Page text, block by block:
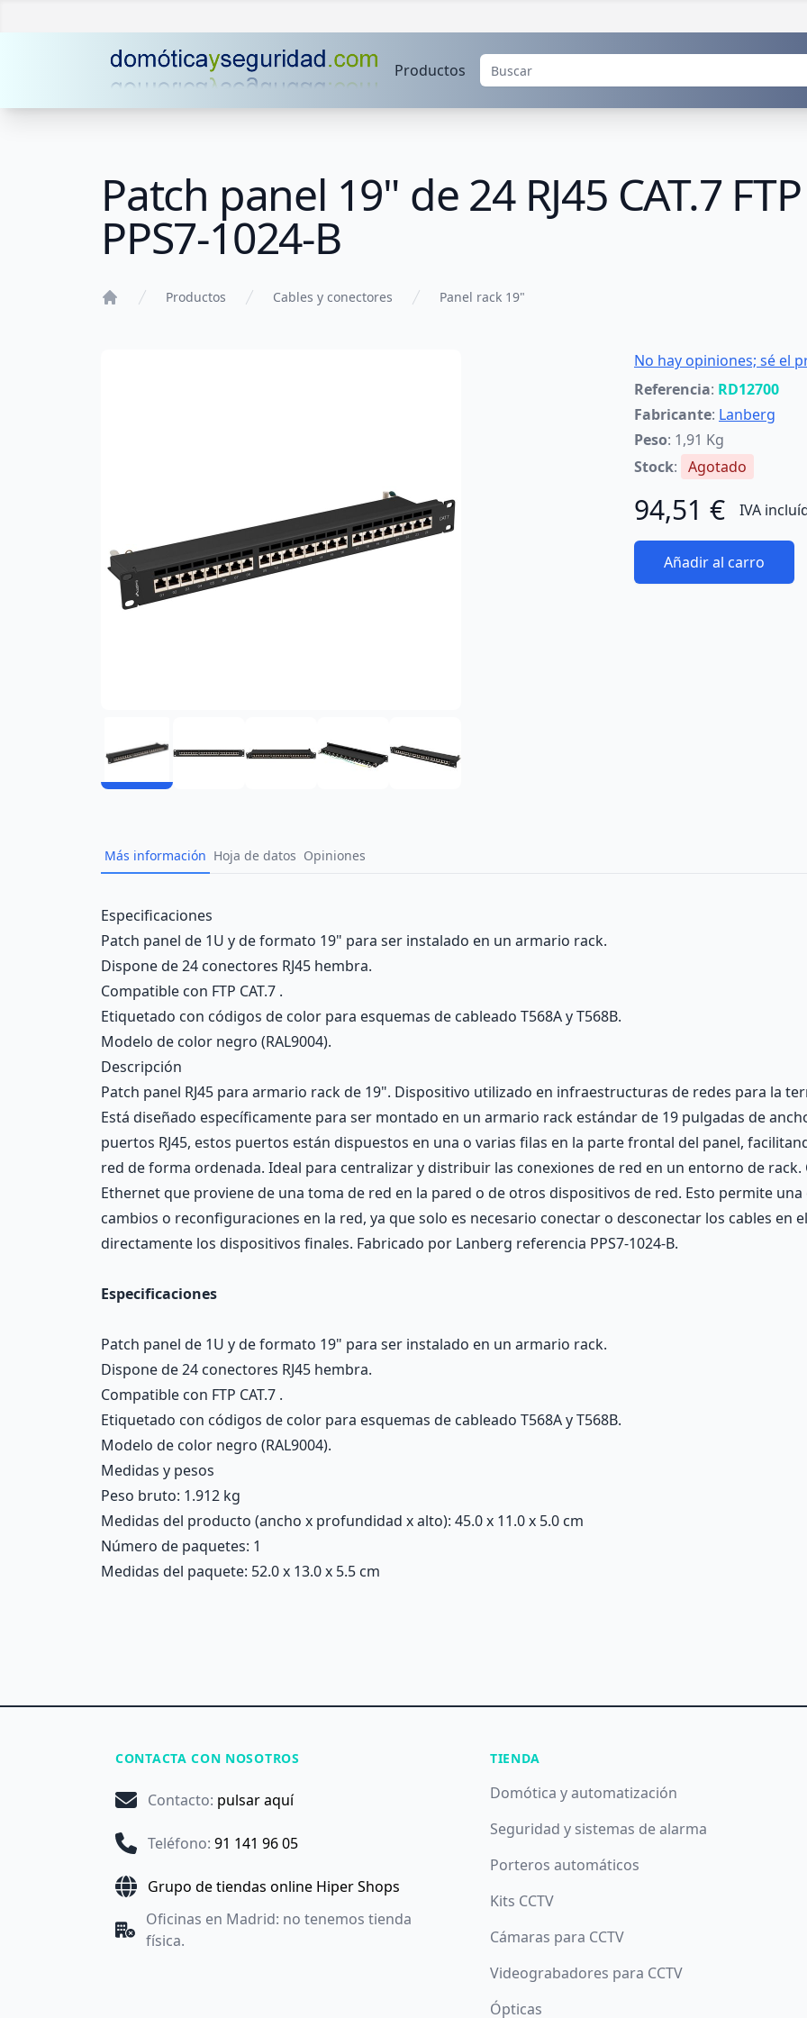
Productos
Patch panel 19" de 24 RJ45 CAT.7
PPS7-1024-B
Productos Cables y conectores Panel rack 19"
No hay opiniones; sé el
Referencia: RD12700
Fabricante: Lanberg
Peso: 1,91 Kg
Stock: Agotado
94,51 € IVA
Añadir al carro
Más información Hoja de datos Opiniones
Description
Especificaciones
Patch panel de 1U y de formato 19" para ser instalado en un armario rack.
Dispone de 24 conectores RJ45 hembra.
Compatible con FTP CAT.7 .
Etiquetado con códigos de color para esquemas de cableado T568A y T568B.
Modelo de color negro (RAL9004).
Descripción
Patch panel RJ45 para armario rack de 19". Dispositivo utilizado en infraestructuras de redes para la
Está diseñado específicamente para ser montado en un armario rack estándar de 19 pulgadas de
puertos RJ45, estos puertos están dispuestos en una o varias filas en la parte frontal del panel,
red de forma ordenada. Ideal para centralizar y distribuir las conexiones de red en un entorno de rack.
Ethernet que proviene de una toma de red en la pared o de otros dispositivos de red. Esto permite
cambios o reconfiguraciones en la red, ya que solo es necesario conectar o desconectar los cables en
directamente los dispositivos finales. Fabricado por Lanberg referencia PPS7-1024-B.
Especificaciones
Patch panel de 1U y de formato 19" para ser instalado en un armario rack.
Dispone de 24 conectores RJ45 hembra.
Compatible con FTP CAT.7 .
Etiquetado con códigos de color para esquemas de cableado T568A y T568B.
Modelo de color negro (RAL9004).
Medidas y pesos
Peso bruto: 1.912 kg
Medidas del producto (ancho x profundidad x alto): 45.0 x 11.0 x 5.0 cm
Número de paquetes: 1
Medidas del paquete: 52.0 x 13.0 x 5.5 cm
CONTACTA CON NOSOTROS
Contacto: pulsar aquí
Teléfono: 91 141 96 05
Grupo de tiendas online Hiper Shops
Oficinas en Madrid: no tenemos tienda
física.
TIENDA
Domótica y automatización
Seguridad y sistemas de alarma
Porteros automáticos
Kits CCTV
Cámaras para CCTV
Videograbadores para CCTV
Ópticas